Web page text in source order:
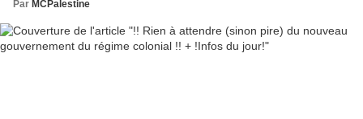
Par MCPalestine